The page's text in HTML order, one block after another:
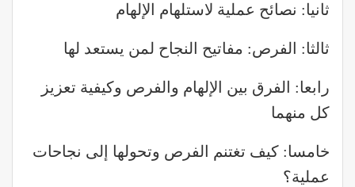
ثانيا: نصائح عملية لاستلهام الإلهام
ثالثا: الفرص: مفاتيح النجاح لمن يستعد لها
رابعا: الفرق بين الإلهام والفرص وكيفية تعزيز
كل منهما
خامسا: كيف تغتنم الفرص وتحولها إلى نجاحات
عملية؟